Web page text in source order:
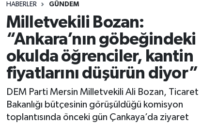
HABERLER GÜNDEM
Milletvekili Bozan:
“Ankara’nın göbeğindeki
okulda öğrenciler, kantin
fiyatlarını düşürün diyor”
DEM Parti Mersin Milletvekili Ali Bozan, Ticaret
Bakanlığı bütçesinin görüşüldüğü komisyon
toplantısında önceki gün Çankaya’da ziyaret
Haber Arşivi